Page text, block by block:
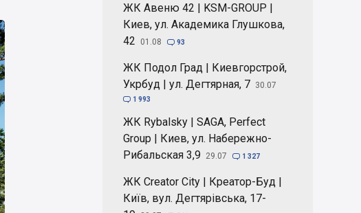
ЖК Авеню 42 | KSM-GROUP |
Киев, ул. Академика Глушкова,
42
01.08  93
ЖК Подол Град | Киевгорстрой,
Укрбуд | ул. Дегтярная, 7 30.07
 1 993
ЖК Rybalsky | SAGA, Perfect
Group | Киев, ул. Набережно-
Рибальская 3,9
29.07  1 327
ЖК Creator City | Креатор-Буд |
Київ, вул. Дегтярівська, 17-